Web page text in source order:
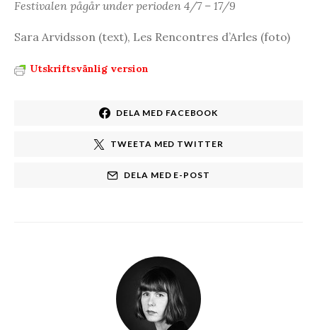
Festivalen pågår under perioden 4/7 – 17/9
Sara Arvidsson (text), Les Rencontres d’Arles (foto)
Utskriftsvänlig version
DELA MED FACEBOOK
TWEETA MED TWITTER
DELA MED E-POST